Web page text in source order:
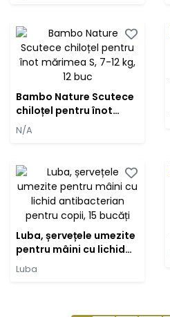
Bambo Nature Scutece
chiloțel pentru înot
mărimea S, 7-12 kg, 12
buc
N/A
Luba, șervețele umezite
pentru mâini cu lichid
antibacterian pentru
Luba